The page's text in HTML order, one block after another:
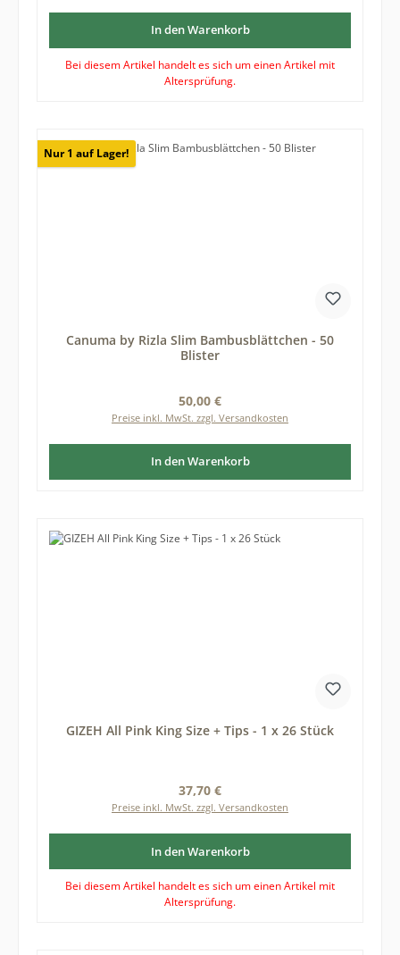
In den Warenkorb
Bei diesem Artikel handelt es sich um einen Artikel mit
Altersprüfung.
Nur 1 auf Lager!
Canuma by Rizla Slim Bambusblättchen - 50
Blister
Regulärer Preis:
50,00 €
Preise inkl. MwSt. zzgl. Versandkosten
In den Warenkorb
GIZEH All Pink King Size + Tips - 1 x 26 Stück
Regulärer Preis:
37,70 €
Preise inkl. MwSt. zzgl. Versandkosten
In den Warenkorb
Bei diesem Artikel handelt es sich um einen Artikel mit
Altersprüfung.